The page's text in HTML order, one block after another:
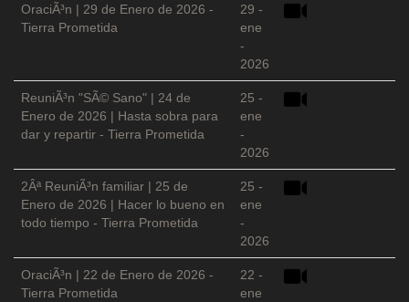
OraciÃ³n | 29 de Enero de 2026 -
Tierra Prometida
29 -
ene
-
2026
ReuniÃ³n "SÃ© Sano" | 24 de
Enero de 2026 | Hasta sobra para
dar y repartir - Tierra Prometida
25 -
ene
-
2026
2Âª ReuniÃ³n familiar | 25 de
Enero de 2026 | Hacer lo bueno en
todo tiempo - Tierra Prometida
25 -
ene
-
2026
OraciÃ³n | 22 de Enero de 2026 -
Tierra Prometida
22 -
ene